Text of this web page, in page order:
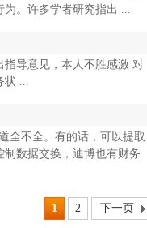
。许多学者研究指出 ...
导意见，本人不胜感激 对
状 ...
全不全。有的话，可以提取
数据交换，迪博也有财务
1 2 下一页